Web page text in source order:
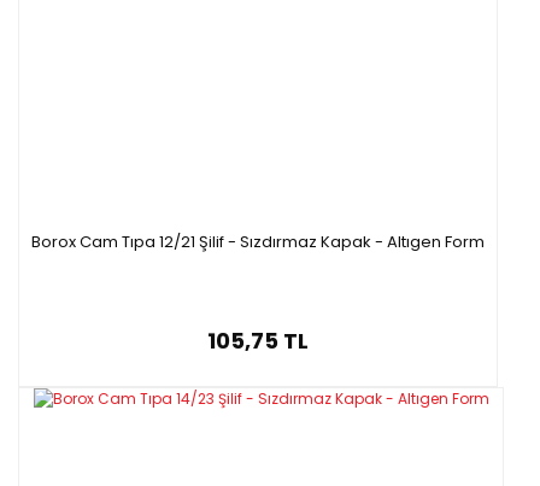
Borox Cam Tıpa 12/21 Şilif - Sızdırmaz Kapak - Altıgen Form
105,75 TL